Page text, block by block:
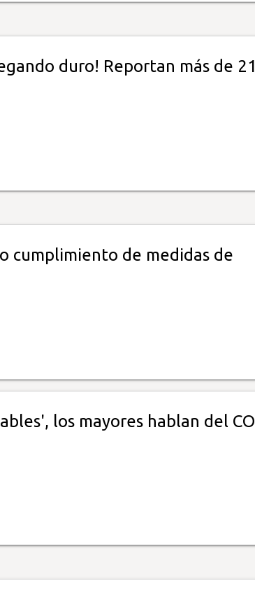
duro! Reportan más de
cumplimiento de medidas de
los mayores hablan del